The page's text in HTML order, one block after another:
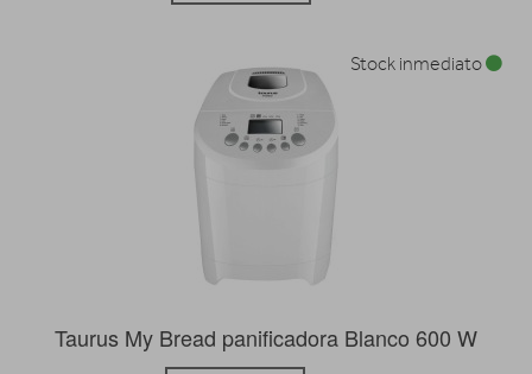
Taurus My Bread panificadora Blanco 600 W
Stock inmediato